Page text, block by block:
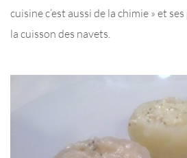
cuisine c’est aussi de la chimie » et
la cuisson des navets.